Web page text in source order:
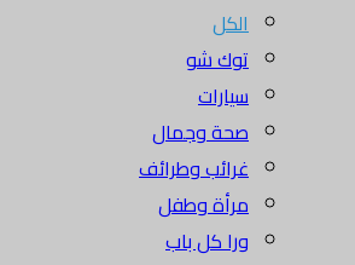
الكل
توك شو
سيارات
صحة وجمال
غرائب وطرائف
مرأة وطفل
ورا كل باب